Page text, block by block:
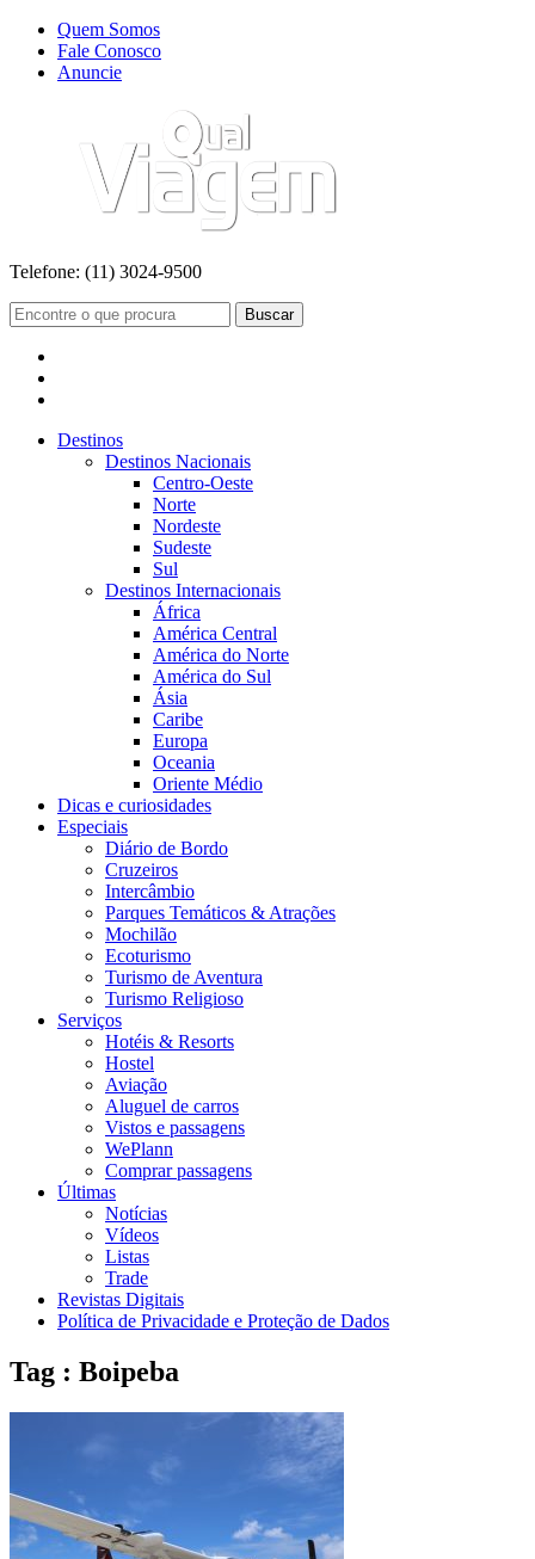
Quem Somos
Fale Conosco
Anuncie
Telefone: (11) 3024-9500
Buscar
Destinos
Destinos Nacionais
Centro-Oeste
Norte
Nordeste
Sudeste
Sul
Destinos Internacionais
África
América Central
América do Norte
América do Sul
Ásia
Caribe
Europa
Oceania
Oriente Médio
Dicas e curiosidades
Especiais
Diário de Bordo
Cruzeiros
Intercâmbio
Parques Temáticos & Atrações
Mochilão
Ecoturismo
Turismo de Aventura
Turismo Religioso
Serviços
Hotéis & Resorts
Hostel
Aviação
Aluguel de carros
Vistos e passagens
WePlann
Comprar passagens
Últimas
Notícias
Vídeos
Listas
Trade
Revistas Digitais
Política de Privacidade e Proteção de Dados
Tag : Boipeba